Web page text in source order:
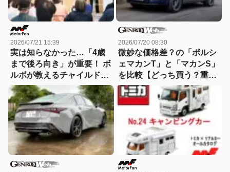
2026/07/21 15:39
実は知らなかった…「4歳
まで後ろ向き」が重要！ ボ
ルボが教えるチャイルドシ
ートの正しい使い方
2026/07/20 08:30
微妙な価格差？の「ポルシ
ェマカンT」と「マカンS」
を比較【どっち買う？重箱
の隅ツツキ隊：09】